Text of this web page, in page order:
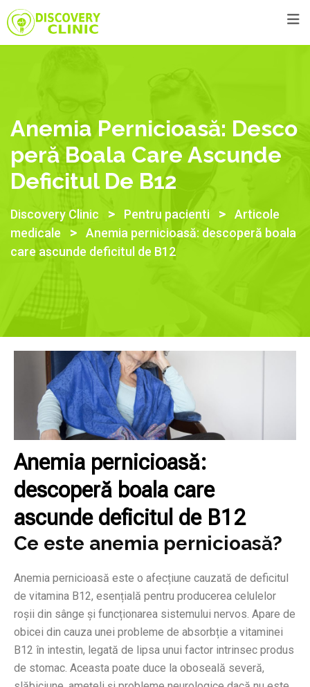
Anemia Pernicioasă: Desco
Peră Boala Care Ascunde
Deficitul De B12
Discovery Clinic > Pentru pacienti >
Articole
medicale
>
Anemia pernicioasă: descoperă boala
care ascunde deficitul de B12
Anemia pernicioasă:
descoperă boala care
ascunde deficitul de B12
Ce este anemia pernicioasă?
Anemia pernicioasă este o afecțiune cauzată de deficitul
de vitamina B12, esențială pentru producerea celulelor
roșii din sânge și funcționarea sistemului nervos. Apare de
obicei din cauza unei probleme de absorbție a vitaminei
B12 în intestin, legată de lipsa unui factor intrinsec produs
de stomac. Aceasta poate duce la oboseală severă,